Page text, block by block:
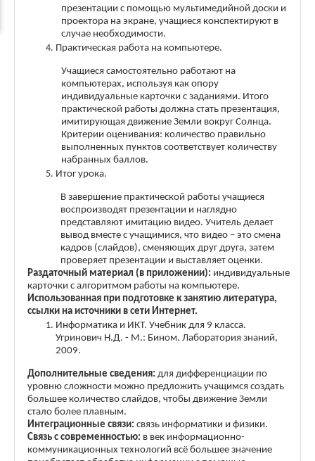
презентации с помощью мультимедийной доски и
проектора на экране, учащиеся конспектируют в
случае необходимости.
Практическая работа на компьютере.
Учащиеся самостоятельно работают на
компьютерах, используя как опору
индивидуальные карточки с заданиями. Итого
практической работы должна стать презентация,
имитирующая движение Земли вокруг Солнца.
Критерии оценивания: количество правильно
выполненных пунктов соответствует количеству
набранных баллов.
Итог урока.
В завершение практической работы учащиеся
воспроизводят презентации и наглядно
представляют имитацию видео. Учитель делает
вывод вместе с учащимися, что видео – это смена
кадров (слайдов), сменяющих друг друга, затем
проверяет презентации и выставляет оценки.
Раздаточный материал (в приложении): индивидуальные
карточки с алгоритмом работы на компьютере.
Использованная при подготовке к занятию литература,
ссылки на источники в сети Интернет.
Информатика и ИКТ. Учебник для 9 класса.
Угринович Н.Д. - М.: Бином. Лаборатория знаний,
2009.
Дополнительные сведения: для дифференциации по
уровню сложности можно предложить учащимся создать
большее количество слайдов, чтобы движение Земли
стало более плавным.
Интеграционные связи: связь информатики и физики.
Связь с современностью: в век информационно-
коммуникационных технологий всё большее значение